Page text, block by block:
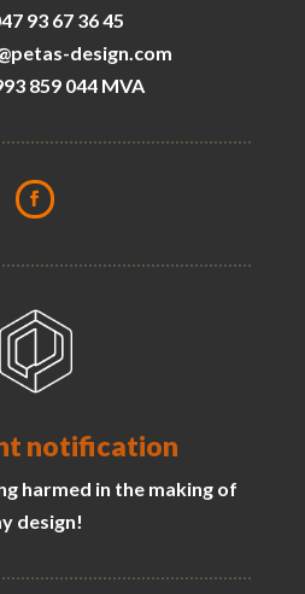
93 67 36 45
design.com
859 044 MVA
notification
harmed in the making of
design!